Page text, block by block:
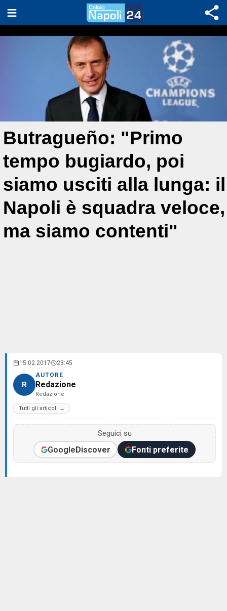
Butragueño: "Primo
tempo bugiardo, poi
siamo usciti alla lunga: il
Napoli è squadra veloce,
ma siamo contenti"
15.02.2017 23:45
R
AUTORE
Redazione
Redazione
Tutti gli articoli →
Seguici su
GoogleDiscover Fonti preferite